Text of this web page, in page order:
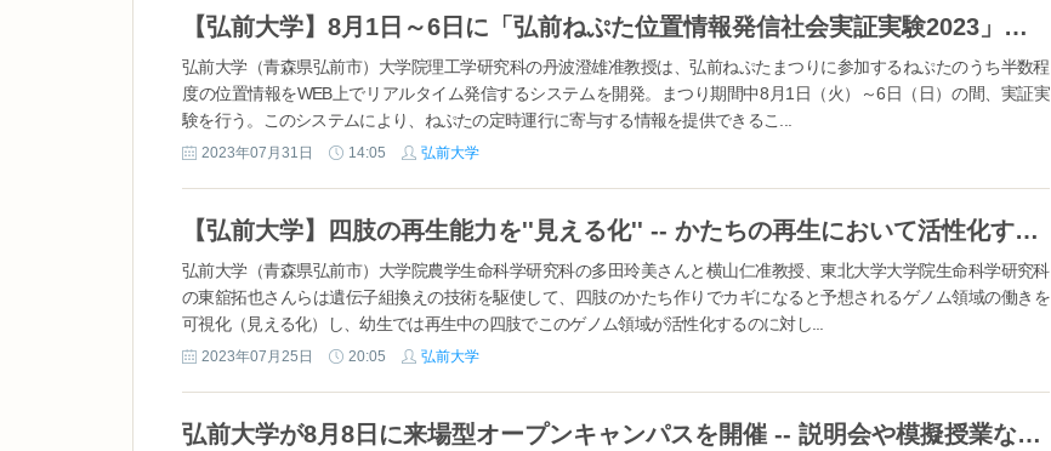
【弘前大学】8月1日～6日に「弘前ねぷた位置情報発信社会実証実験2023」を実施 -- 多数のねぷたの位置情報をWEB上でリアルタイム発信
弘前大学（青森県弘前市）大学院理工学研究科の丹波澄雄准教授は、弘前ねぷたまつりに参加するねぷたのうち半数程
度の位置情報をWEB上でリアルタイム発信するシステムを開発。まつり期間中8月1日（火）～6日（日）の間、実証実
験を行う。このシステムにより、ねぷたの定時運行に寄与する情報を提供できるこ...
2023年07月31日 14:05 弘前大学
【弘前大学】四肢の再生能力を''見える化'' -- かたちの再生において活性化するゲノム領域をカエルで実証
弘前大学（青森県弘前市）大学院農学生命科学研究科の多田玲美さんと横山仁准教授、東北大学大学院生命科学研究科
の東舘拓也さんらは遺伝子組換えの技術を駆使して、四肢のかたち作りでカギになると予想されるゲノム領域の働きを
可視化（見える化）し、幼生では再生中の四肢でこのゲノム領域が活性化するのに対し...
2023年07月25日 20:05 弘前大学
弘前大学が8月8日に来場型オープンキャンパスを開催 -- 説明会や模擬授業などを実施、動画視聴型の各種コンテンツも公開